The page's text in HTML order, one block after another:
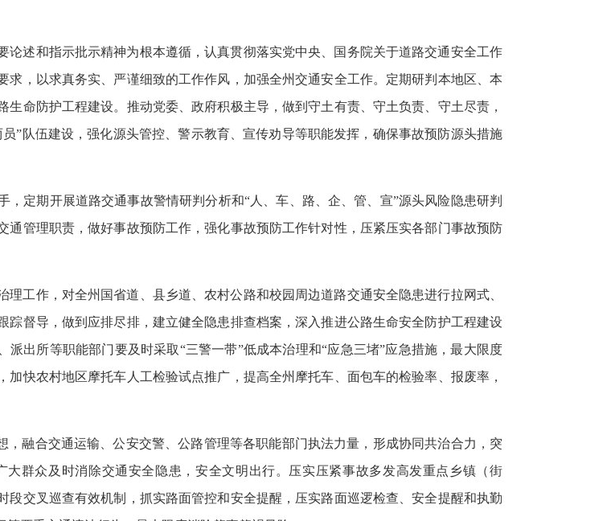
论述和指示批示精神为根本遵循，认真贯彻落实党中央、国务院关于道路交通安全工作
，以求真务实、严谨细致的工作作风，加强全州交通安全工作。定期研判本地区、本
命防护工程建设。推动党委、政府积极主导，做到守土有责、守土负责、守土尽责，
”队伍建设，强化源头管控、警示教育、宣传劝导等职能发挥，确保事故预防源头措施
，定期开展道路交通事故警情研判分析和“人、车、路、企、管、宣”源头风险隐患研判
管理职责，做好事故预防工作，强化事故预防工作针对性，压紧压实各部门事故预防
理工作，对全州国省道、县乡道、农村公路和校园周边道路交通安全隐患进行拉网式、
督导，做到应排尽排，建立健全隐患排查档案，深入推进公路生命安全防护工程建设
出所等职能部门要及时采取“三警一带”低成本治理和“应急三堵”应急措施，最大限度
快农村地区摩托车人工检验试点推广，提高全州摩托车、面包车的检验率、报废率，
，融合交通运输、公安交警、公路管理等各职能部门执法力量，形成协同共治合力，突
群众及时消除交通安全隐患，安全文明出行。压实压紧事故多发高发重点乡镇（街
交叉巡查有效机制，抓实路面管控和安全提醒，压实路面巡逻检查、安全提醒和执勤